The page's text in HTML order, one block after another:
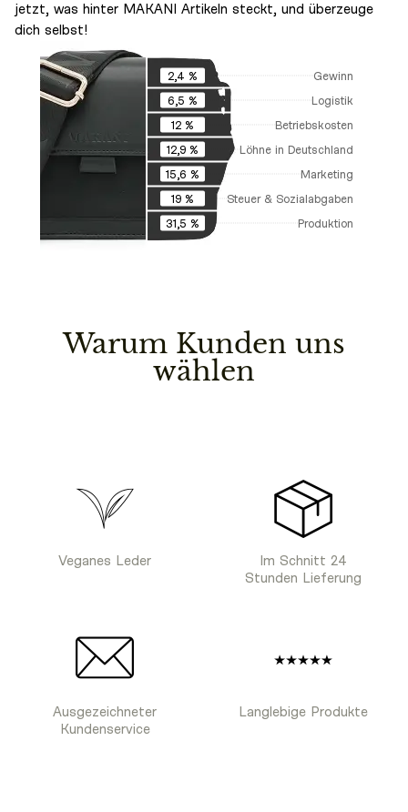
jetzt, was hinter MAKANI Artikeln steckt, und überzeuge
dich selbst!
2,4 %
Gewinn
6,5 %
Logistik
12 %
Betriebskosten
12,9 %
Löhne in Deutschland
15,6 %
Marketing
19 %
Steuer & Sozialabgaben
31,5 %
Produktion
Warum Kunden uns
wählen
Veganes Leder
Im Schnitt 24
Stunden Lieferung
Ausgezeichneter
Kundenservice
Langlebige Produkte